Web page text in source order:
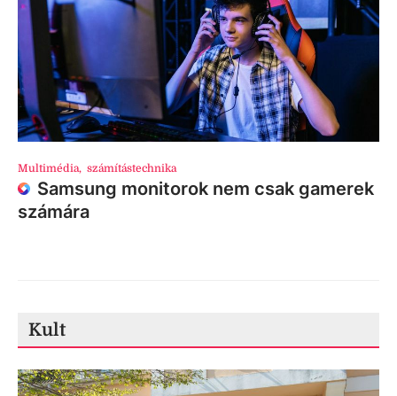
Multimédia, számítástechnika
Samsung monitorok nem csak gamerek
számára
Kult